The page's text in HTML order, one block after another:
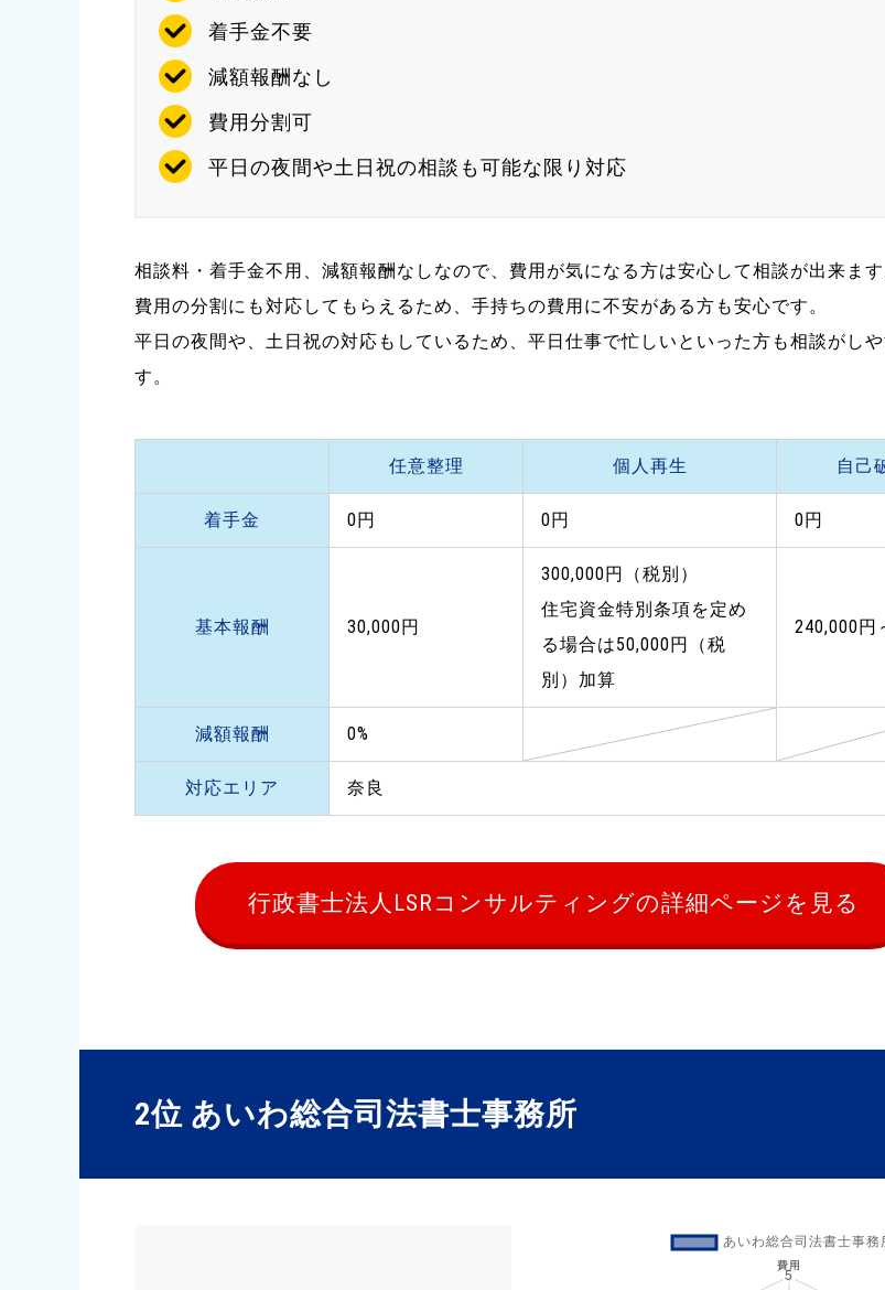
着手金不要
減額報酬なし
費用分割可
平日の夜間や土日祝の相談も可能な限り対応
相談料・着手金不用、減額報酬なしなので、費用が気になる方は安心して相談が出来ます
費用の分割にも対応してもらえるため、手持ちの費用に不安がある方も安心です。
平日の夜間や、土日祝の対応もしているため、平日仕事で忙しいといった方も相談がし
す。
任意整理 個人再生 自己
着手金 0円 0円 0円
基本報酬 30,000円
300,000円（税別）
住宅資金特別条項を定め
る場合は50,000円（税
別）加算
240,000円
減額報酬 0%
対応エリア 奈良
行政書士法人LSRコンサルティングの詳細ページを見る
2位 あいわ総合司法書士事務所